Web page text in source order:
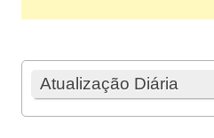
Atualização Diária